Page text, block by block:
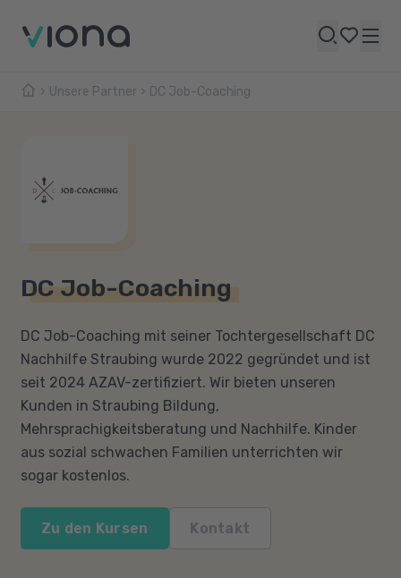
Unsere Partner DC Job-Coaching
DC Job-Coaching
DC Job-Coaching mit seiner Tochtergesellschaft DC
Nachhilfe Straubing wurde 2022 gegründet und ist
seit 2024 AZAV-zertifiziert. Wir bieten unseren
Kunden in Straubing Bildung,
Mehrsprachigkeitsberatung und Nachhilfe. Kinder
aus sozial schwachen Familien unterrichten wir
sogar kostenlos.
Zu den Kursen Kontakt